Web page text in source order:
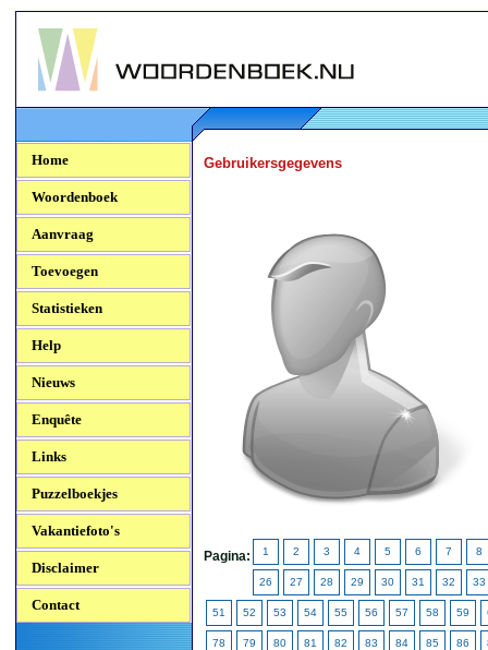
Woordenboek.NU
Home
Woordenboek
Aanvraag
Toevoegen
Statistieken
Help
Nieuws
Enquête
Links
Puzzelboekjes
Vakantiefoto's
Disclaimer
Contact
Gebruikersgegevens
Pagina: 1 2 3 4 5 6 7 8
26 27 28 29 30 31 32 33
51 52 53 54 55 56 57 58 59
78 79 80 81 82 83 84 85 86